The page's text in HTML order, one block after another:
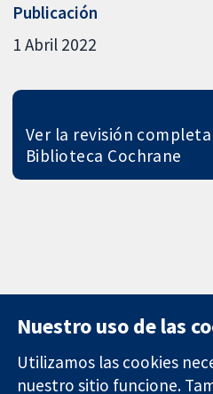
Publicación
1 Abril 2022
Ver la revisión
Biblioteca Cochrane
Nuestro uso de las
Utilizamos las cookies
nuestro sitio funcione.